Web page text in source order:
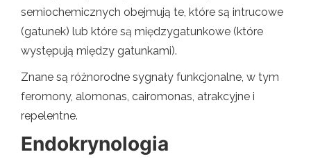
semiochemicznych obejmują te, które są intrucowe
(gatunek) lub które są międzygatunkowe (które
występują między gatunkami).
Znane są różnorodne sygnały funkcjonalne, w tym
feromony, alomonas, cairomonas, atrakcyjne i
repelentne.
Endokrynologia